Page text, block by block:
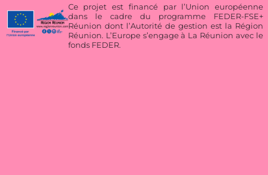
Ce projet est financé par l’Union européenne
dans le cadre du programme FEDER-FSE+
Réunion dont l’Autorité de gestion est la Région
Réunion. L’Europe s’engage à La Réunion avec le
fonds FEDER.